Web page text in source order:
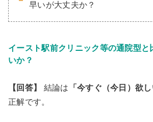
早いが大丈夫か？
イースト駅前クリニック等の通院型と
いか？
【回答】 結論は 「今すぐ（今日）欲し
正解です。